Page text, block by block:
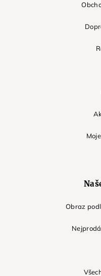
Obraz